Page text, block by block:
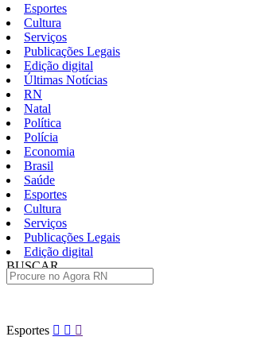
Esportes
Cultura
Serviços
Publicações Legais
Edição digital
Últimas Notícias
RN
Natal
Política
Polícia
Economia
Brasil
Saúde
Esportes
Cultura
Serviços
Publicações Legais
Edição digital
BUSCAR
Pular
para
Esportes